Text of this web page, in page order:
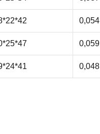
0,054
0,059
0,048